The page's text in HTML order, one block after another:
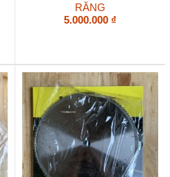
RĂNG
5.000.000 ₫